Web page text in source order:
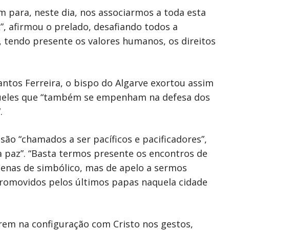
para, neste dia, nos associarmos a toda esta
afirmou o prelado, desafiando todos a
presente os valores humanos, os direitos
Ferreira, o bispo do Algarve exortou assim
que “também se empenham na defesa dos
“chamados a ser pacíficos e pacificadores”,
“Basta termos presente os encontros de
de simbólico, mas de apelo a sermos
pelos últimos papas naquela cidade
na configuração com Cristo nos gestos,